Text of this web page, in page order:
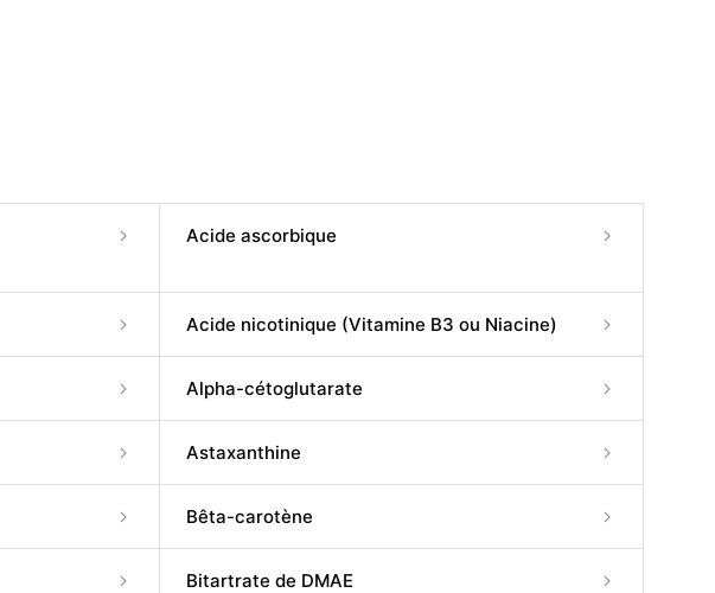
Acide ascorbique
Acide nicotinique (Vitamine B3 ou Niacine)
Alpha-cétoglutarate
Astaxanthine
Bêta-carotène
Bitartrate de DMAE